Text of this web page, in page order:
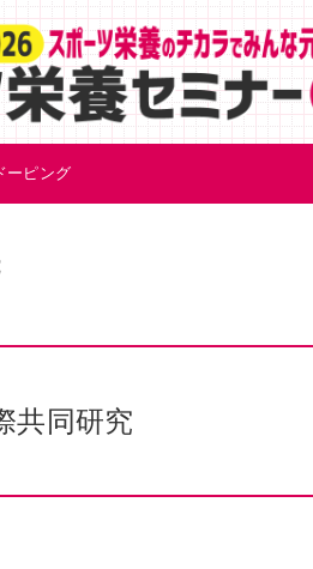
ーピング
共同研究